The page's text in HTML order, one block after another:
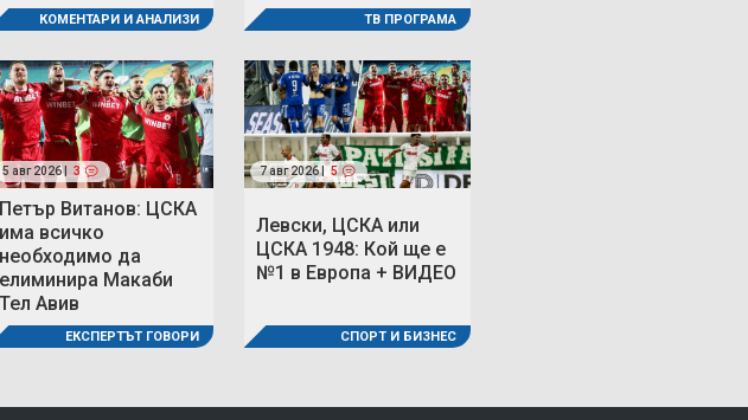
КОМЕНТАРИ И АНАЛИЗИ ТВ ПРОГРАМА
5 авг 2026 | 3
Петър Витанов: ЦСКА
има всичко
необходимо да
елиминира Макаби
Тел Авив
ЕКСПЕРТЪТ ГОВОРИ
7 авг 2026 | 5
Левски, ЦСКА или
ЦСКА 1948: Кой ще е
№1 в Европа + ВИДЕО
СПОРТ И БИЗНЕС